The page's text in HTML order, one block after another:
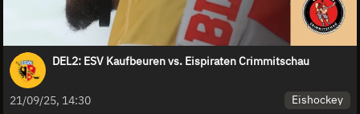
DEL2: ESV Kaufbeuren vs. Eispiraten Crimmitschau
21/09/25, 14:30 Eishockey